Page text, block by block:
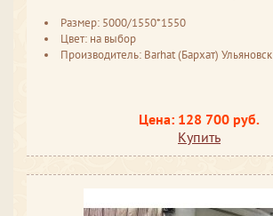
Размер: 5000/1550*1550
Цвет: на выбор
Производитель: Barhat (Бархат) Ульяновск
Цена: 128 700 руб.
Купить